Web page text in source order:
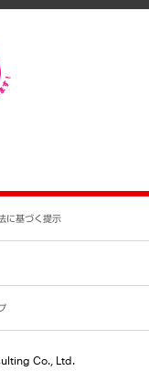
に基づく提示
Co., Ltd.